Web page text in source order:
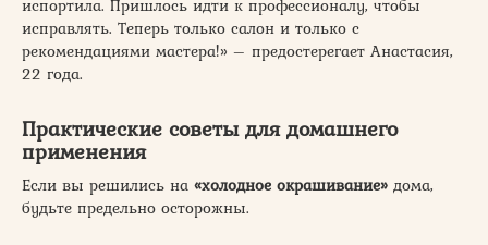
испортила. Пришлось идти к профессионалу, чтобы
исправлять. Теперь только салон и только с
рекомендациями мастера!» – предостерегает Анастасия,
22 года.
Практические советы для домашнего
применения
Если вы решились на «холодное окрашивание» дома,
будьте предельно осторожны.